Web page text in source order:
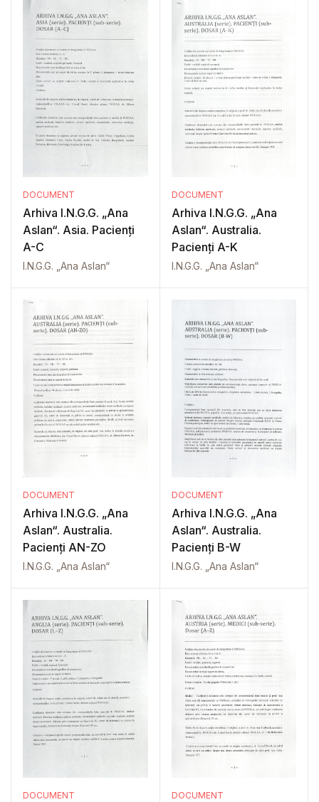
DOCUMENT
Arhiva I.N.G.G. „Ana
Aslan“. Asia. Pacienți
A-C
I.N.G.G. „Ana Aslan“
DOCUMENT
Arhiva I.N.G.G. „Ana
Aslan“. Australia.
Pacienți A-K
I.N.G.G. „Ana Aslan“
DOCUMENT
Arhiva I.N.G.G. „Ana
Aslan“. Australia.
Pacienți AN-ZO
I.N.G.G. „Ana Aslan“
DOCUMENT
Arhiva I.N.G.G. „Ana
Aslan“. Australia.
Pacienți B-W
I.N.G.G. „Ana Aslan“
DOCUMENT DOCUMENT